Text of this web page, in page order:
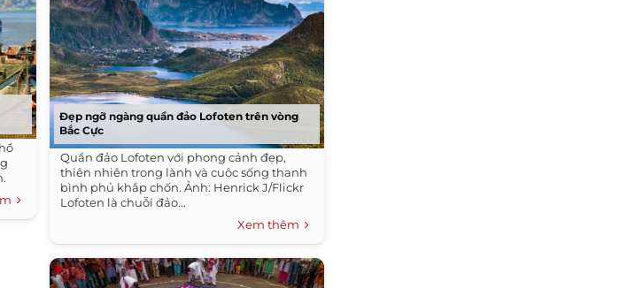
Đẹp ngỡ ngàng quần đảo Lofoten trên vòng
Bắc Cực
Quần đảo Lofoten với phong cảnh đẹp,
thiên nhiên trong lành và cuộc sống thanh
bình phủ khắp chốn. Ảnh: Henrick J/Flickr
Lofoten là chuỗi đảo...
Xem thêm